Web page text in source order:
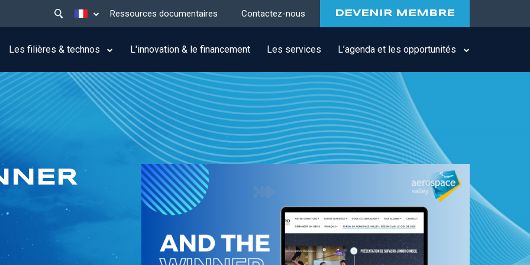
Lister les actions supplémentaires
menu
top
Ressources documentaires Contactez-nous DEVENIR MEMBRE
Les filières & technos L'innovation & le financement Les services L’agenda et les opportunités